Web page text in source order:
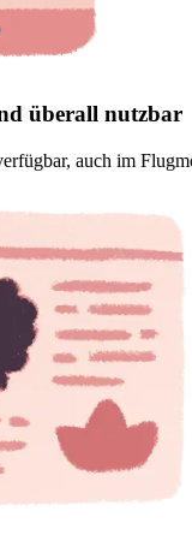
überall nutzbar
auch im